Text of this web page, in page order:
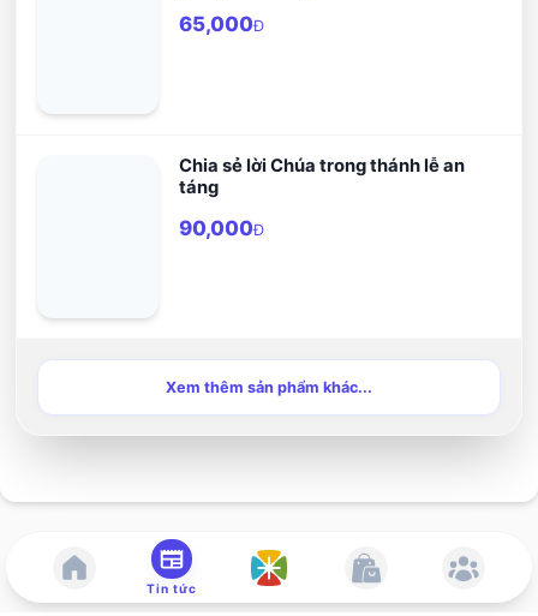
65,000Đ
Chia sẻ lời Chúa trong thánh lễ an
táng
90,000Đ
Xem thêm sản phẩm khác...
Tin tức